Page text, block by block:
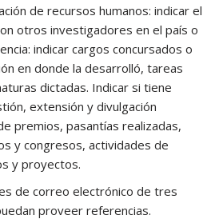
de recursos humanos: indicar el
otros investigadores en el país o
indicar cargos concursados o
en donde la desarrolló, tareas
dictadas. Indicar si tiene
extensión y divulgación
premios, pasantías realizadas,
y congresos, actividades de
y proyectos.
de correo electrónico de tres
proveer referencias.